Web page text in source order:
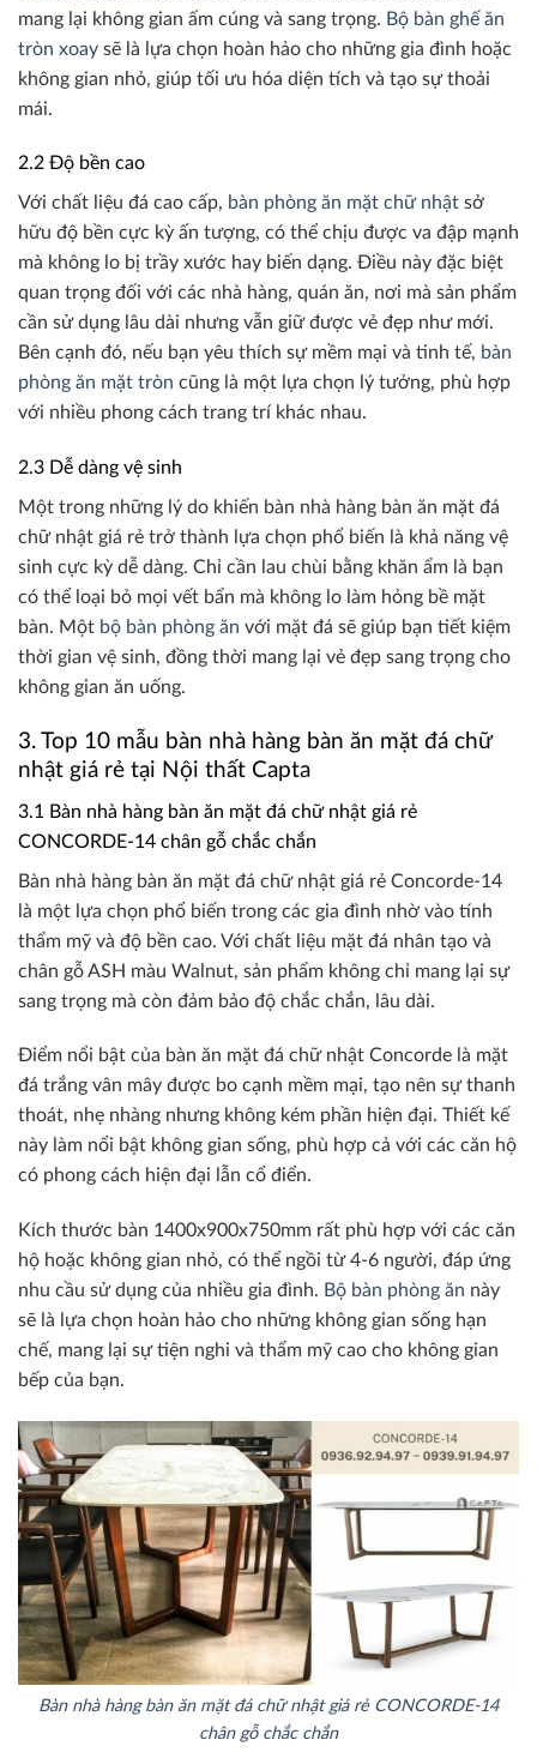
mang lại không gian ấm cúng và sang trọng. Bộ bàn ghế ăn
tròn xoay sẽ là lựa chọn hoàn hảo cho những gia đình hoặc
không gian nhỏ, giúp tối ưu hóa diện tích và tạo sự thoải
mái.
2.2 Độ bền cao
Với chất liệu đá cao cấp, bàn phòng ăn mặt chữ nhật sở
hữu độ bền cực kỳ ấn tượng, có thể chịu được va đập mạnh
mà không lo bị trầy xước hay biến dạng. Điều này đặc biệt
quan trọng đối với các nhà hàng, quán ăn, nơi mà sản phẩm
cần sử dụng lâu dài nhưng vẫn giữ được vẻ đẹp như mới.
Bên cạnh đó, nếu bạn yêu thích sự mềm mại và tinh tế, bàn
phòng ăn mặt tròn cũng là một lựa chọn lý tưởng, phù hợp
với nhiều phong cách trang trí khác nhau.
2.3 Dễ dàng vệ sinh
Một trong những lý do khiến bàn nhà hàng bàn ăn mặt đá
chữ nhật giá rẻ trở thành lựa chọn phổ biến là khả năng vệ
sinh cực kỳ dễ dàng. Chỉ cần lau chùi bằng khăn ẩm là bạn
có thể loại bỏ mọi vết bẩn mà không lo làm hỏng bề mặt
bàn. Một bộ bàn phòng ăn với mặt đá sẽ giúp bạn tiết kiệm
thời gian vệ sinh, đồng thời mang lại vẻ đẹp sang trọng cho
không gian ăn uống.
3. Top 10 mẫu bàn nhà hàng bàn ăn mặt đá chữ
nhật giá rẻ tại Nội thất Capta
3.1 Bàn nhà hàng bàn ăn mặt đá chữ nhật giá rẻ
CONCORDE-14 chân gỗ chắc chắn
Bàn nhà hàng bàn ăn mặt đá chữ nhật giá rẻ Concorde-14
là một lựa chọn phổ biến trong các gia đình nhờ vào tính
thẩm mỹ và độ bền cao. Với chất liệu mặt đá nhân tạo và
chân gỗ ASH màu Walnut, sản phẩm không chỉ mang lại sự
sang trọng mà còn đảm bảo độ chắc chắn, lâu dài.
Điểm nổi bật của bàn ăn mặt đá chữ nhật Concorde là mặt
đá trắng vân mây được bo cạnh mềm mại, tạo nên sự thanh
thoát, nhẹ nhàng nhưng không kém phần hiện đại. Thiết kế
này làm nổi bật không gian sống, phù hợp cả với các căn hộ
có phong cách hiện đại lẫn cổ điển.
Kích thước bàn 1400x900x750mm rất phù hợp với các căn
hộ hoặc không gian nhỏ, có thể ngồi từ 4-6 người, đáp ứng
nhu cầu sử dụng của nhiều gia đình. Bộ bàn phòng ăn này
sẽ là lựa chọn hoàn hảo cho những không gian sống hạn
chế, mang lại sự tiện nghi và thẩm mỹ cao cho không gian
bếp của bạn.
Bàn nhà hàng bàn ăn mặt đá chữ nhật giá rẻ CONCORDE-14
chân gỗ chắc chắn